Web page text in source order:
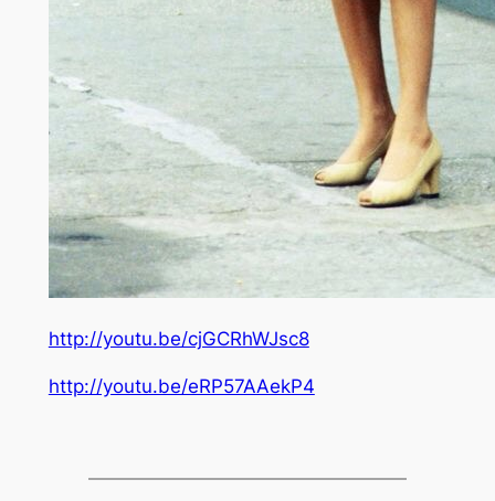
http://youtu.be/cjGCRhWJsc8
http://youtu.be/eRP57AAekP4